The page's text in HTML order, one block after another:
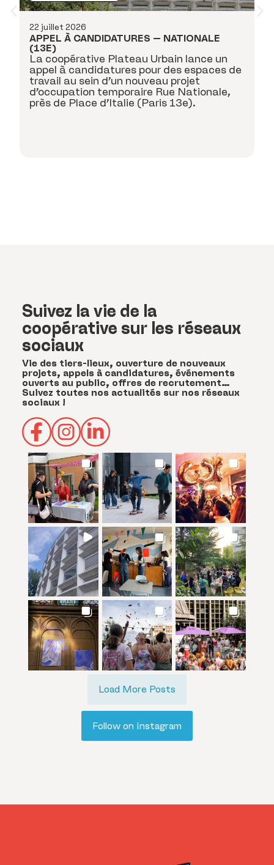
22 juillet 2026
APPEL À CANDIDATURES – NATIONALE
(13E)
La coopérative Plateau Urbain lance un
appel à candidatures pour des espaces de
travail au sein d’un nouveau projet
d’occupation temporaire Rue Nationale,
près de Place d’Italie (Paris 13e).
Suivez la vie de la
coopérative sur les réseaux
sociaux
Vie des tiers-lieux, ouverture de nouveaux
projets, appels à candidatures, événements
ouverts au public, offres de recrutement…
Suivez toutes nos actualités sur nos réseaux
sociaux !
Load More Posts
Follow on Instagram